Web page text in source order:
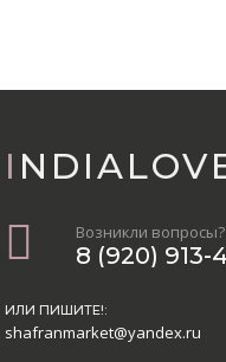
Возникли
8 (920) 913-
ИЛИ ПИШИТЕ!:
shafranmarket@yandex.ru